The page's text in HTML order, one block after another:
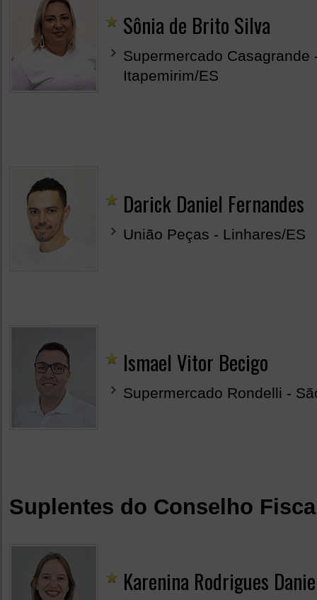
Sônia de Brito Silva
Supermercado Casagrande
Itapemirim/ES
Darick Daniel Fernandes
União Peças - Linhares/ES
Ismael Vitor Becigo
Supermercado Rondelli -
Suplentes do Conselho
Karenina Rodrigues